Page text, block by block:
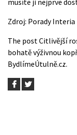
musíte ji nejprve
Zdroj: Porady Interia
The postCitlivější
bohatě výživnou
BydlímeÚtulně.cz.